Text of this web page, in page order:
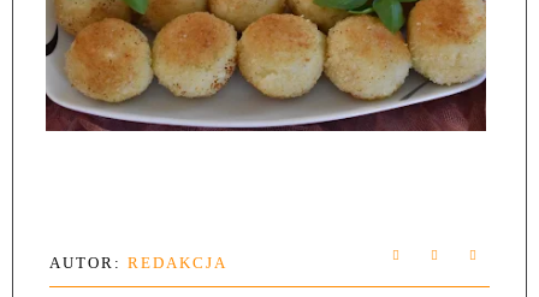
AUTOR: REDAKCJA